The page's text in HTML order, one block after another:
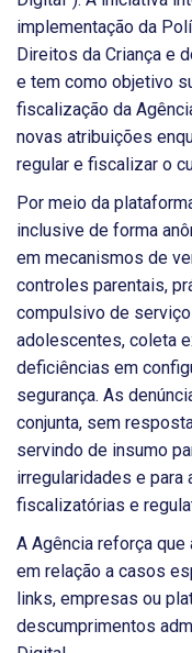
implementação da
Direitos da Criança e
e tem como objetivo
fiscalização da
novas atribuições
regular e fiscalizar o
Por meio da
inclusive de forma
em mecanismos de
controles parentais,
compulsivo de
adolescentes, coleta
deficiências em
segurança. As
conjunta, sem
servindo de insumo
irregularidades e para
fiscalizatórias e
A Agência reforça
em relação a casos
links, empresas ou
descumprimentos